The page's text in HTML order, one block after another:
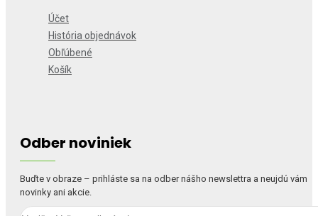
Účet
História objednávok
Obľúbené
Košík
Odber noviniek
Buďte v obraze – prihláste sa na odber nášho newslettra a neujdú vám
novinky ani akcie.